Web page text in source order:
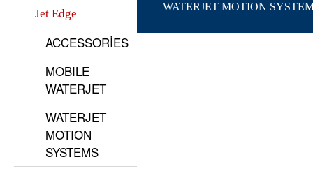
WATERJET MOTION
Jet Edge
ACCESSORİES
MOBILE
WATERJET
WATERJET
MOTION
SYSTEMS